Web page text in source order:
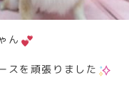
ん
スを頑張りました